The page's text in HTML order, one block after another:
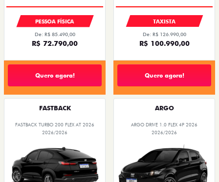
PESSOA FÍSICA
De: R$ 85.490,00
R$ 72.790,00
Quero agora!
TAXISTA
De: R$ 126.990,00
R$ 100.990,00
Quero agora!
FASTBACK
FASTBACK TURBO 200 FLEX AT 2026
2026/2026
ARGO
ARGO DRIVE 1.0 FLEX 4P 2026
2026/2026